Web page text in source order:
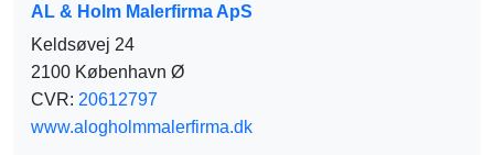
AL & Holm Malerfirma ApS
Keldsøvej 24
2100 København Ø
CVR: 20612797
www.alogholmmalerfirma.dk